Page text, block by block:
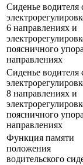
Сиденье водителя
6 направлениях и
поясничного
направлениях
Сиденье водителя
8 направлениях и
поясничного
направлениях
Функция памяти
положения
водительского